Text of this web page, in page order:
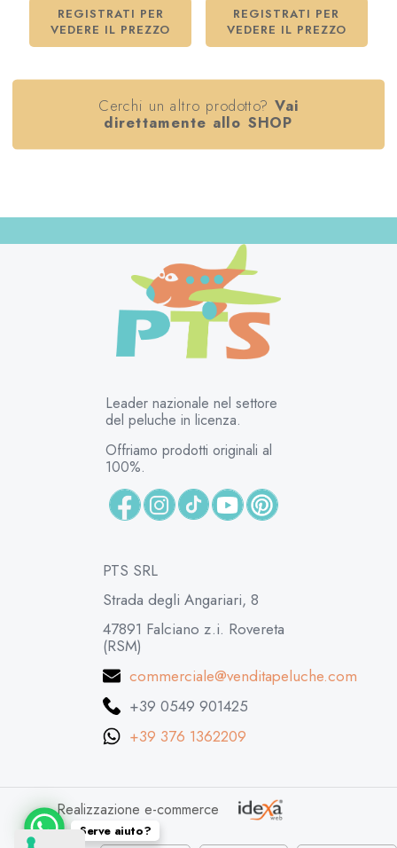
REGISTRATI PER
VEDERE IL PREZZO
REGISTRATI PER
VEDERE IL PREZZO
Cerchi un altro prodotto? Vai
direttamente allo SHOP
Leader nazionale nel settore
del peluche in licenza.
Offriamo prodotti originali al
100%.
PTS SRL
Strada degli Angariari, 8
47891 Falciano z.i. Rovereta
(RSM)
commerciale@venditapeluche.com
+39 0549 901425
+39 376 1362209
Realizzazione e-commerce
Serve aiuto?